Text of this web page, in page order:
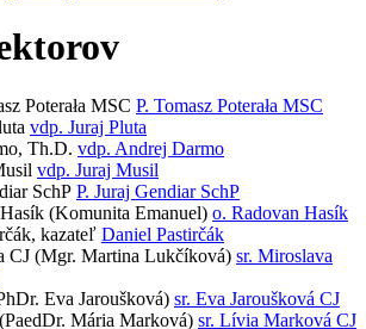
P. Tomasz Poterała MSC
vdp. Juraj Pluta
vdp. Andrej Darmo
vdp. Juraj Musil
P. Juraj Gendiar SchP
o. Radovan Hasík
Daniel Pastirčák
sr. Miroslava
sr. Eva Jaroušková CJ
sr. Lívia Marková CJ